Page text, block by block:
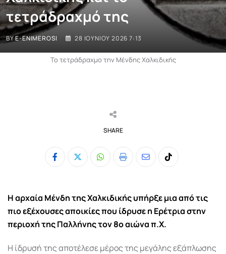
τετράδραχμό της
BYE-ENIMEROSI 28 ΙΟΥΝΊΟΥ 2026 7:13
Το τετράδραχμο την Μένδης Χαλκιδικής
SHARE
Whatsapp
Print
ShareTiktok
Η αρχαία Μένδη της Χαλκιδικής υπήρξε μια από τις
πιο εξέχουσες αποικίες που ίδρυσε η Ερέτρια στην
περιοχή της Παλλήνης τον 8ο αιώνα π.Χ.
Η ίδρυσή της αποτέλεσε μέρος της μεγάλης εξάπλωσης